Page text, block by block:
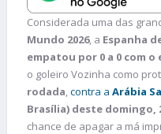
Considerada uma das
Mundo 2026, a Espanha
empatou por 0 a 0 com
o goleiro Vozinha como
rodada,contra a Arábia
Brasília) deste domingo,
chance de apagar a má